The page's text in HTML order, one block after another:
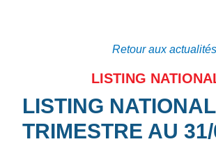
Retour aux actualités
LISTING
LISTING
TRIMESTRE AU